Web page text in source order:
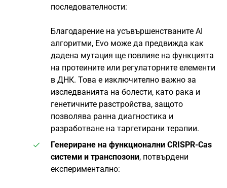
последователности:
Благодарение на усъвършенстваните AI
алгоритми, Evo може да предвижда как
дадена мутация ще повлияе на функцията
на протеините или регулаторните елементи
в ДНК. Това е изключително важно за
изследванията на болести, като рака и
генетичните разстройства, защото
позволява ранна диагностика и
разработване на таргетирани терапии.
Генериране на функционални CRISPR-Cas
системи и транспозони, потвърдени
експериментално: